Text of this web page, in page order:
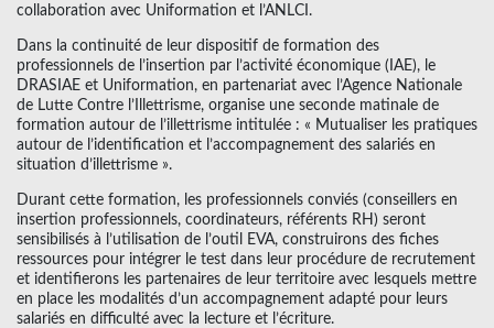
collaboration avec Uniformation et l’ANLCI.
Dans la continuité de leur dispositif de formation des
professionnels de l’insertion par l’activité économique (IAE), le
DRASIAE et Uniformation, en partenariat avec l’Agence Nationale
de Lutte Contre l’Illettrisme, organise une seconde matinale de
formation autour de l’illettrisme intitulée : « Mutualiser les pratiques
autour de l’identification et l’accompagnement des salariés en
situation d’illettrisme ».
Durant cette formation, les professionnels conviés (conseillers en
insertion professionnels, coordinateurs, référents RH) seront
sensibilisés à l’utilisation de l’outil EVA, construirons des fiches
ressources pour intégrer le test dans leur procédure de recrutement
et identifierons les partenaires de leur territoire avec lesquels mettre
en place les modalités d’un accompagnement adapté pour leurs
salariés en difficulté avec la lecture et l’écriture.